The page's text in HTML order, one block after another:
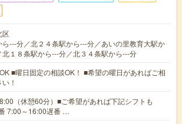
区
ら---分／北２４条駅から---分／あいの里教育大駅か
北１８条駅から---分／北３４条駅から---分
■曜日固定の相談OK！ ■希望の曜日があればご相
！
（休憩60分）■ご希望があれば下記シフトも
7:00～16:00遅番 …